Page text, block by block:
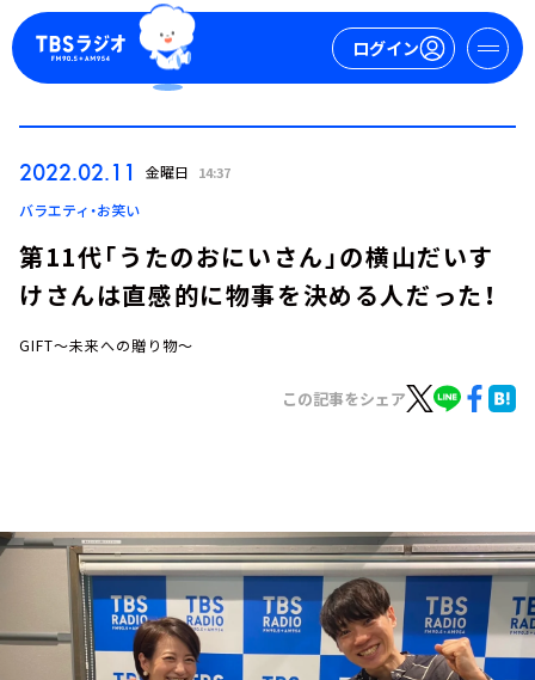
ログイン
ログイン
お知らせ
イベント・グッズ
YouTube
会社情報
2022.02.11 金曜日 14:37
バラエティ・お笑い
第11代「うたのおにいさん」の横山だいす
けさんは直感的に物事を決める人だった！
GIFT～未来への贈り物～
この記事をシェア